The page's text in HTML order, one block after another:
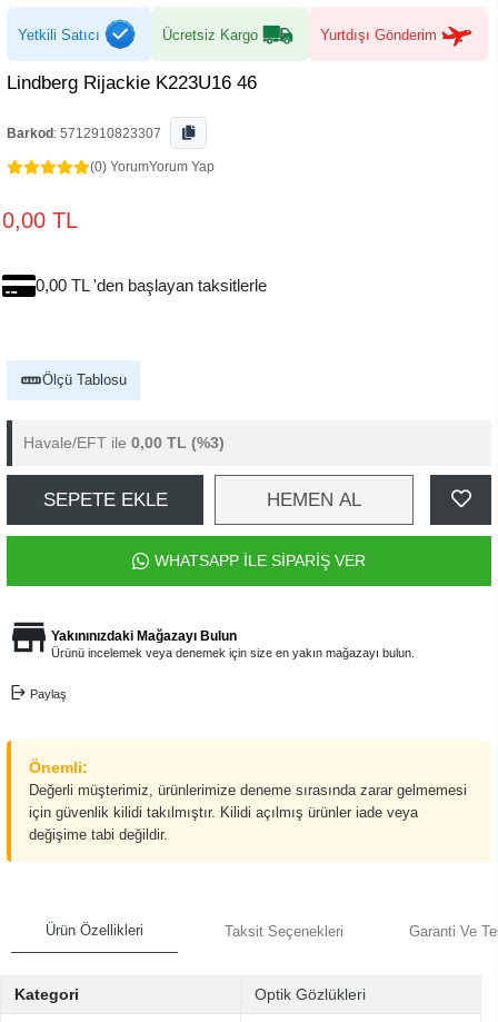
Yetkili Satıcı Ücretsiz Kargo Yurtdışı Gönderim
Lindberg Rijackie K223U16 46
Barkod : 5712910823307
(0) YorumYorum Yap
0,00 TL
0,00 TL 'den başlayan taksitlerle
Ölçü Tablosu
Havale/EFT ile 0,00 TL (%3)
SEPETE EKLE HEMEN AL
WHATSAPP İLE SİPARİŞ VER
Yakınınızdaki Mağazayı Bulun
Ürünü incelemek veya denemek için size en yakın mağazayı bulun.
Paylaş
Önemli:
Değerli müşterimiz, ürünlerimize deneme sırasında zarar gelmemesi
için güvenlik kilidi takılmıştır. Kilidi açılmış ürünler iade veya
değişime tabi değildir.
Ürün Özellikleri Taksit Seçenekleri Garanti Ve
Kategori Optik Gözlükleri